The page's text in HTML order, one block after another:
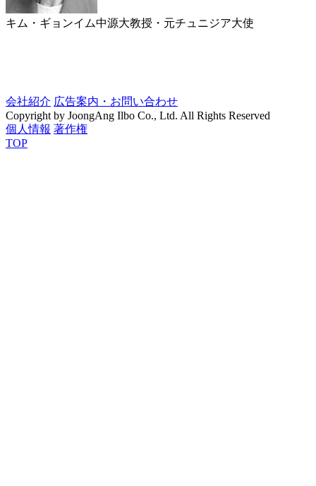
キム・ギョンイム中源大教授・元チュニジア大使
会社紹介 広告案内・お問い合わせ
Copyright by JoongAng Ilbo Co., Ltd. All Rights Reserved
個人情報 著作権
TOP